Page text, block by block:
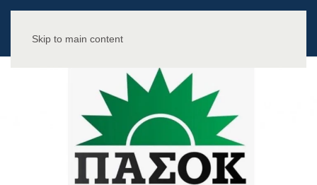
Skip to main content